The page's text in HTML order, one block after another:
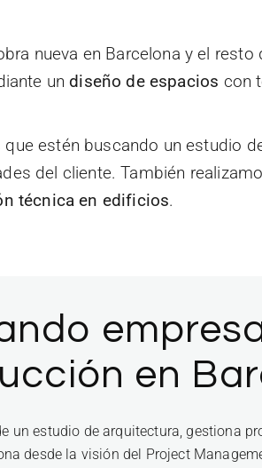
nueva en Barcelona y el resto
un diseño de espacios con
estén buscando un estudio
del cliente. También
técnica en edificios.
en
un estudio de arquitectura, gestiona
desde la visión del Project